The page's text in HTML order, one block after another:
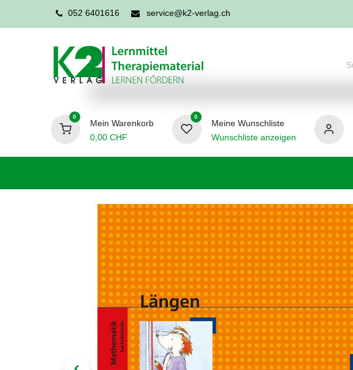
052 6401616 service@k2-verlag.ch
0
Mein Warenkorb
0,00CHF
0
Meine Wunschliste
Wunschliste anzeigen